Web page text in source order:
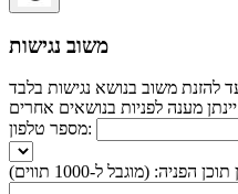
משוב נגישות
מספר טלפון:
תוכן הפניה: (מוגבל ל-1000 תווים)